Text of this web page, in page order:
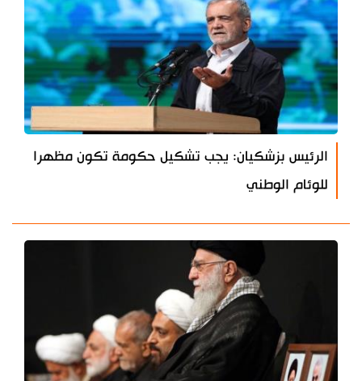
الرئيس بزشكيان: يجب تشكيل حكومة تكون مظهرا
للوئام الوطني